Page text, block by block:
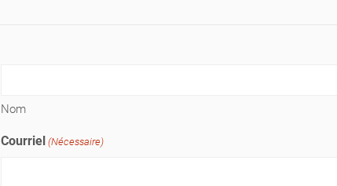
Nom
Courriel (Nécessaire)